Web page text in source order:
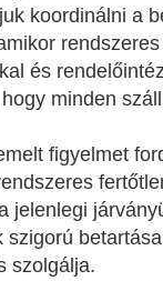
koordinálni a
és
minden
figyelmet
jelenlegi
szolgálja.